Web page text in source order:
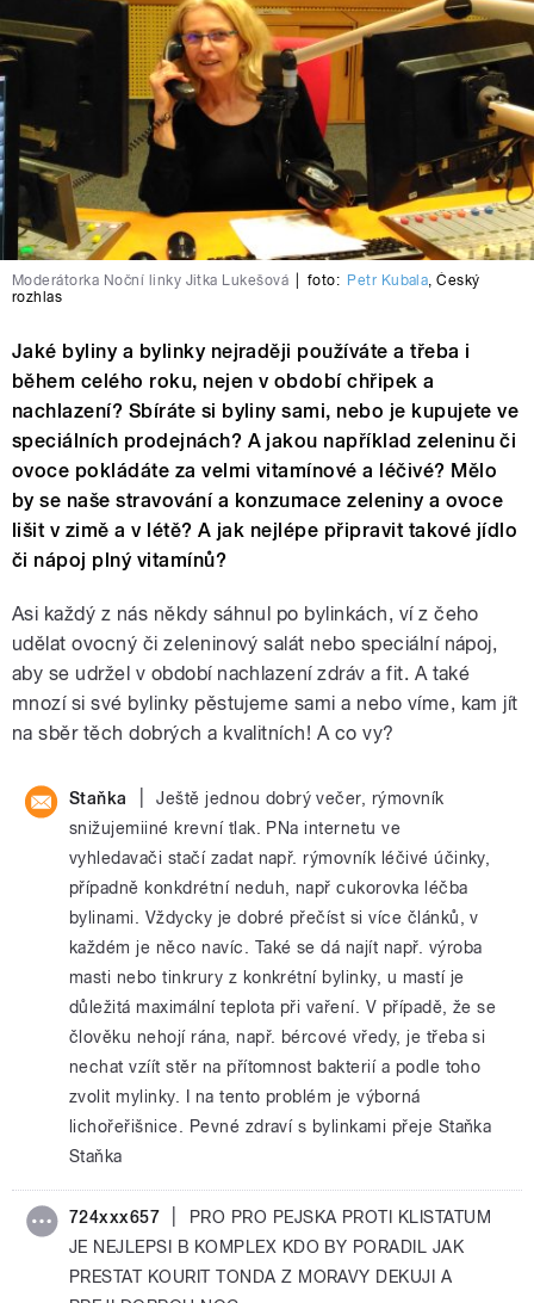
Moderátorka Noční linky Jitka Lukešová foto: Petr Kubala,Český
rozhlas
Jaké byliny a bylinky nejraději používáte a třeba i
během celého roku, nejen v období chřipek a
nachlazení? Sbíráte si byliny sami, nebo je kupujete ve
speciálních prodejnách? A jakou například zeleninu či
ovoce pokládáte za velmi vitamínové a léčivé? Mělo
by se naše stravování a konzumace zeleniny a ovoce
lišit v zimě a v létě? A jak nejlépe připravit takové jídlo
či nápoj plný vitamínů?
Asi každý z nás někdy sáhnul po bylinkách, ví z čeho
udělat ovocný či zeleninový salát nebo speciální nápoj,
aby se udržel v období nachlazení zdráv a fit. A také
mnozí si své bylinky pěstujeme sami a nebo víme, kam jít
na sběr těch dobrých a kvalitních! A co vy?
Staňka
Ještě jednou dobrý večer, rýmovník
snižujemiiné krevní tlak. PNa internetu ve
vyhledavači stačí zadat např. rýmovník léčivé účinky,
případně konkdrétní neduh, např cukorovka léčba
bylinami. Vždycky je dobré přečíst si více článků, v
každém je něco navíc. Také se dá najít např. výroba
masti nebo tinkrury z konkrétní bylinky, u mastí je
důležitá maximální teplota při vaření. V případě, že se
člověku nehojí rána, např. bércové vředy, je třeba si
nechat vzíít stěr na přítomnost bakterií a podle toho
zvolit mylinky. I na tento problém je výborná
lichořeřišnice. Pevné zdraví s bylinkami přeje Staňka
Staňka
724xxx657
PRO PRO PEJSKA PROTI KLISTATUM
JE NEJLEPSI B KOMPLEX KDO BY PORADIL JAK
PRESTAT KOURIT TONDA Z MORAVY DEKUJI A